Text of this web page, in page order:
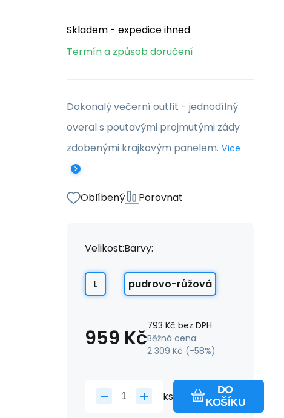
Skladem - expedice ihned
Termín a způsob doručení
Dokonalý večerní outfit - jednodílný
overal s poutavými projmutými zády
zdobenými krajkovým panelem. Více
Oblíbený Porovnat
Velikost:
L
Barvy:
pudrovo-růžová
959 Kč793 Kč bez DPH
Běžná cena:
2 309 Kč (-58%)
ks
DO
KOŠÍKU